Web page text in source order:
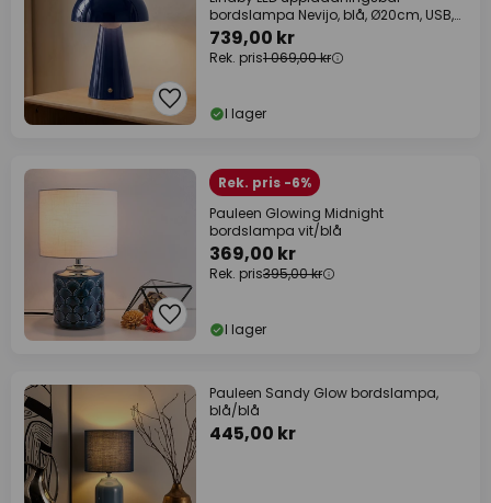
bordslampa Nevijo, blå, Ø20cm, USB,
dimmer
739,00 kr
Rek. pris1 069,00 kr
I lager
Rek. pris -6%
Pauleen Glowing Midnight
bordslampa vit/blå
369,00 kr
Rek. pris395,00 kr
I lager
Pauleen Sandy Glow bordslampa,
blå/blå
445,00 kr